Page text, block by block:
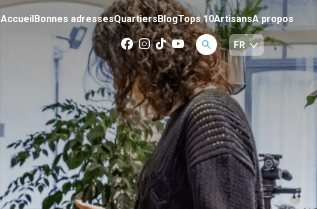
AccueilBonnes adressesQuartiersBlogTops 10ArtisansA propos